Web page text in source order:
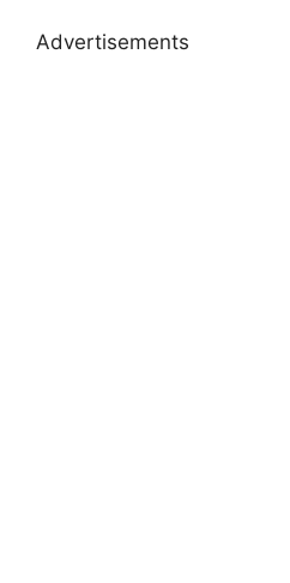
Advertisements